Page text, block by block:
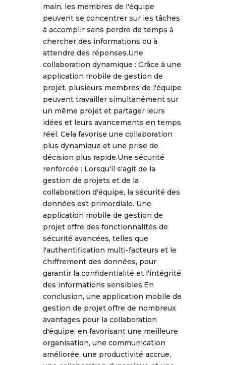
main, les membres de l'équipe
peuvent se concentrer sur les tâches
à accomplir sans perdre de temps à
chercher des informations ou à
attendre des réponses.Une
collaboration dynamique : Grâce à une
application mobile de gestion de
projet, plusieurs membres de l'équipe
peuvent travailler simultanément sur
un même projet et partager leurs
idées et leurs avancements en temps
réel. Cela favorise une collaboration
plus dynamique et une prise de
décision plus rapide.Une sécurité
renforcée : Lorsqu'il s'agit de la
gestion de projets et de la
collaboration d'équipe, la sécurité des
données est primordiale. Une
application mobile de gestion de
projet offre des fonctionnalités de
sécurité avancées, telles que
l'authentification multi-facteurs et le
chiffrement des données, pour
garantir la confidentialité et l'intégrité
des informations sensibles.En
conclusion, une application mobile de
gestion de projet offre de nombreux
avantages pour la collaboration
d'équipe, en favorisant une meilleure
organisation, une communication
améliorée, une productivité accrue,